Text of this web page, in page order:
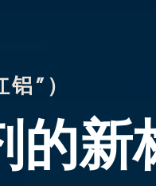
铝”）
的新